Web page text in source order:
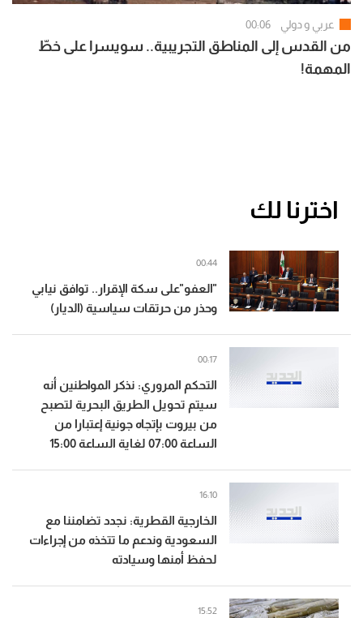
عربي و دولي 00:06
من القدس إلى المناطق التجريبية.. سويسرا على خطّ
المهمة!
اخترنا لك
"العفو"على سكة الإقرار.. توافق نيابي
وحذر من حرتقات سياسية (الديار)
00:44
التحكم المروري: نذكر المواطنين أنه
سيتم تحويل الطريق البحرية لتصبح
من بيروت بإتجاه جونية إعتبارا من
الساعة 07:00 لغاية الساعة 15:00
00:17
الخارجية القطرية: نجدد تضامننا مع
السعودية وندعم ما تتخذه من إجراءات
لحفظ أمنها وسيادته
16:10
15:52